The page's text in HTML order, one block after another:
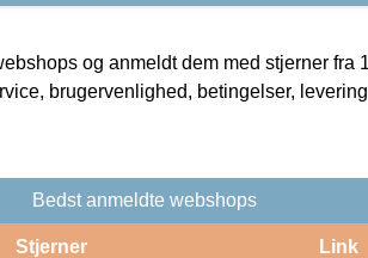
og anmeldt dem med stjerner fra
brugervenlighed, betingelser,
Bedst anmeldte webshops
Stjerner Link